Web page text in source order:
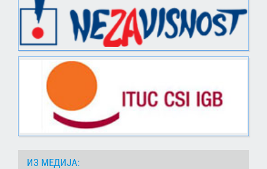
ИЗ МЕДИЈА: